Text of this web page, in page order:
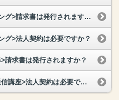
【法人サービス】<eラーニング>請求書は発行されますか？
グ>法人契約は必要ですか？
請求書は発行されますか？
【法人サービス】<資格・通信講座>法人契約は必要ですか？